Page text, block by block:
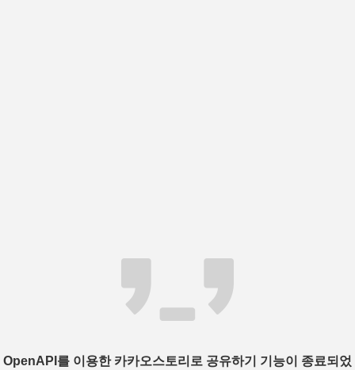
OpenAPI를 이용한 카카오스토리로 공유하기 기능이 종료되었